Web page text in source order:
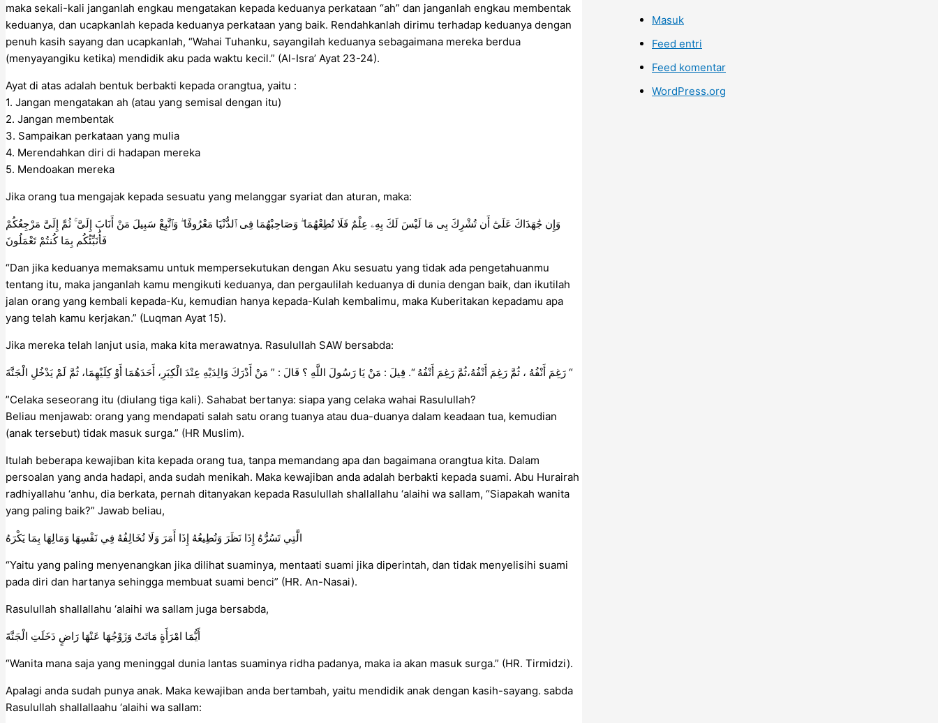
maka sekali-kali janganlah engkau mengatakan kepada keduanya perkataan “ah” dan janganlah engkau membentak
keduanya, dan ucapkanlah kepada keduanya perkataan yang baik. Rendahkanlah dirimu terhadap keduanya dengan
penuh kasih sayang dan ucapkanlah, “Wahai Tuhanku, sayangilah keduanya sebagaimana mereka berdua
(menyayangiku ketika) mendidik aku pada waktu kecil.” (Al-Isra’ Ayat 23-24).
Ayat di atas adalah bentuk berbakti kepada orangtua, yaitu :
1. Jangan mengatakan ah (atau yang semisal dengan itu)
2. Jangan membentak
3. Sampaikan perkataan yang mulia
4. Merendahkan diri di hadapan mereka
5. Mendoakan mereka
Jika orang tua mengajak kepada sesuatu yang melanggar syariat dan aturan, maka:
وَإِن جَٰهَدَاكَ عَلَىٰٓ أَن تُشْرِكَ بِى مَا لَيْسَ لَكَ بِهِۦ عِلْمٌ فَلَا تُطِعْهُمَا ۖ وَصَاحِبْهُمَا فِى ٱلدُّنْيَا مَعْرُوفًا ۖ وَٱتَّبِعْ سَبِيلَ مَنْ أَنَابَ إِلَىَّ ۚ ثُمَّ إِلَىَّ مَرْجِعُكُمْ
فَأُنَبِّئُكُم بِمَا كُنتُمْ تَعْمَلُونَ
“Dan jika keduanya memaksamu untuk mempersekutukan dengan Aku sesuatu yang tidak ada pengetahuanmu
tentang itu, maka janganlah kamu mengikuti keduanya, dan pergaulilah keduanya di dunia dengan baik, dan ikutilah
jalan orang yang kembali kepada-Ku, kemudian hanya kepada-Kulah kembalimu, maka Kuberitakan kepadamu apa
yang telah kamu kerjakan.” (Luqman Ayat 15).
Jika mereka telah lanjut usia, maka kita merawatnya. Rasulullah SAW bersabda:
رَغِمَ أَنْفُهُ ، ثُمَّ رَغِمَ أَنْفُهُ،ثُمَّ رَغِمَ أَنْفُهُ “. قِيلَ : مَنْ يَا رَسُولَ اللَّهِ ؟ قَالَ : ” مَنْ أَدْرَكَ وَالِدَيْهِ عِنْدَ الْكِبَرِ، أَحَدَهُمَا أَوْ كِلَيْهِمَا، ثُمَّ لَمْ يَدْخُلِ الْجَنَّةَ “
”Celaka seseorang itu (diulang tiga kali). Sahabat bertanya: siapa yang celaka wahai Rasulullah?
Beliau menjawab: orang yang mendapati salah satu orang tuanya atau dua-duanya dalam keadaan tua, kemudian
(anak tersebut) tidak masuk surga.” (HR Muslim).
Itulah beberapa kewajiban kita kepada orang tua, tanpa memandang apa dan bagaimana orangtua kita. Dalam
persoalan yang anda hadapi, anda sudah menikah. Maka kewajiban anda adalah berbakti kepada suami. Abu Hurairah
radhiyallahu ‘anhu, dia berkata, pernah ditanyakan kepada Rasulullah shallallahu ‘alaihi wa sallam, “Siapakah wanita
yang paling baik?” Jawab beliau,
الَّتِي تَسُرُّهُ إِذَا نَظَرَ وَتُطِيعُهُ إِذَا أَمَرَ وَلَا تُخَالِفُهُ فِي نَفْسِهَا وَمَالِهَا بِمَا يَكْرَهُ
“Yaitu yang paling menyenangkan jika dilihat suaminya, mentaati suami jika diperintah, dan tidak menyelisihi suami
pada diri dan hartanya sehingga membuat suami benci” (HR. An-Nasai).
Rasulullah shallallahu ‘alaihi wa sallam juga bersabda,
أَيُّمَا امْرَأَةٍ مَاتَتْ وَزَوْجُهَا عَنْهَا رَاضٍ دَخَلَتِ الْجَنَّةَ
“Wanita mana saja yang meninggal dunia lantas suaminya ridha padanya, maka ia akan masuk surga.” (HR. Tirmidzi).
Apalagi anda sudah punya anak. Maka kewajiban anda bertambah, yaitu mendidik anak dengan kasih-sayang. sabda
Rasulullah shallallaahu ‘alaihi wa sallam:
Masuk
Feed entri
Feed komentar
WordPress.org